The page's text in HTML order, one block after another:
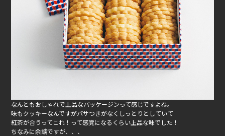
なんともおしゃれで上品なパッケージンって感じですよね。
味もクッキーなんですがパサつきがなくしっとりとしていて
紅茶が合うってこれ！って感覚になるくらい上品な味でした！
ちなみに余談ですが、、、